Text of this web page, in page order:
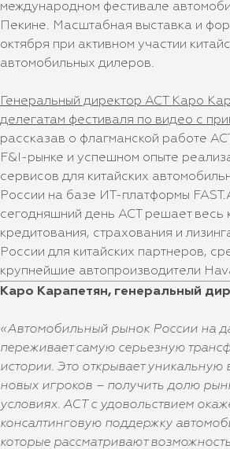
международном фестивале
Пекине. Масштабная выставка и
октября при активном участии
автомобильных дилеров.
Генеральный директор АСТ Каро
делегатам фестиваля по видео с
рассказав о флагманской работе
F&I-рынке и успешном опыте
сервисов для китайских
России на базе ИТ-платформы
сегодняшний день АСТ решает весь
кредитования, страхования и
России для китайских партнеров,
крупнейшие автопроизводители
Каро Карапетян, генеральный
«Автомобильный рынок России на
переживает самую серьезную
истории. Это открывает уникальную
новых игроков – получить долю
условиях. АСТ с удовольствием
консалтинговую поддержку
которые рассматривают